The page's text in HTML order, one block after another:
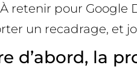
retenir pour Google
un recadrage, et
d’abord, la